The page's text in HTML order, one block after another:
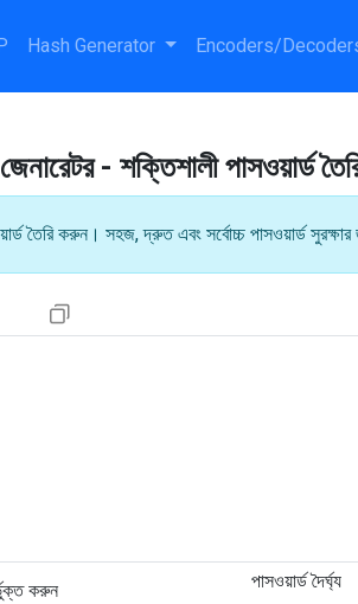
Hash Generator Encoders/
- শক্তিশালী পাসওয়ার্ড
তৈরি করুন। সহজ, দ্রুত এবং সর্বোচ্চ পাসওয়ার্ড
করুন পাসওয়ার্ড দৈর্ঘ্য